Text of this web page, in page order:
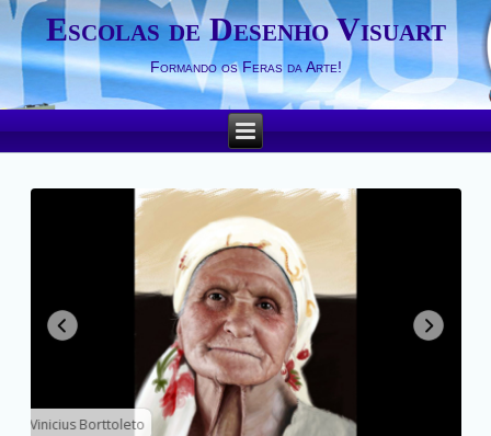
Escolas de Desenho Visuart
Formando os Feras da Arte!
Vinicius Borttoleto